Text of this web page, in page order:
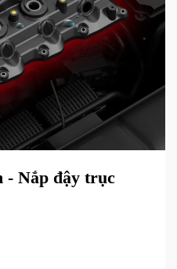
- Nắp đậy trục